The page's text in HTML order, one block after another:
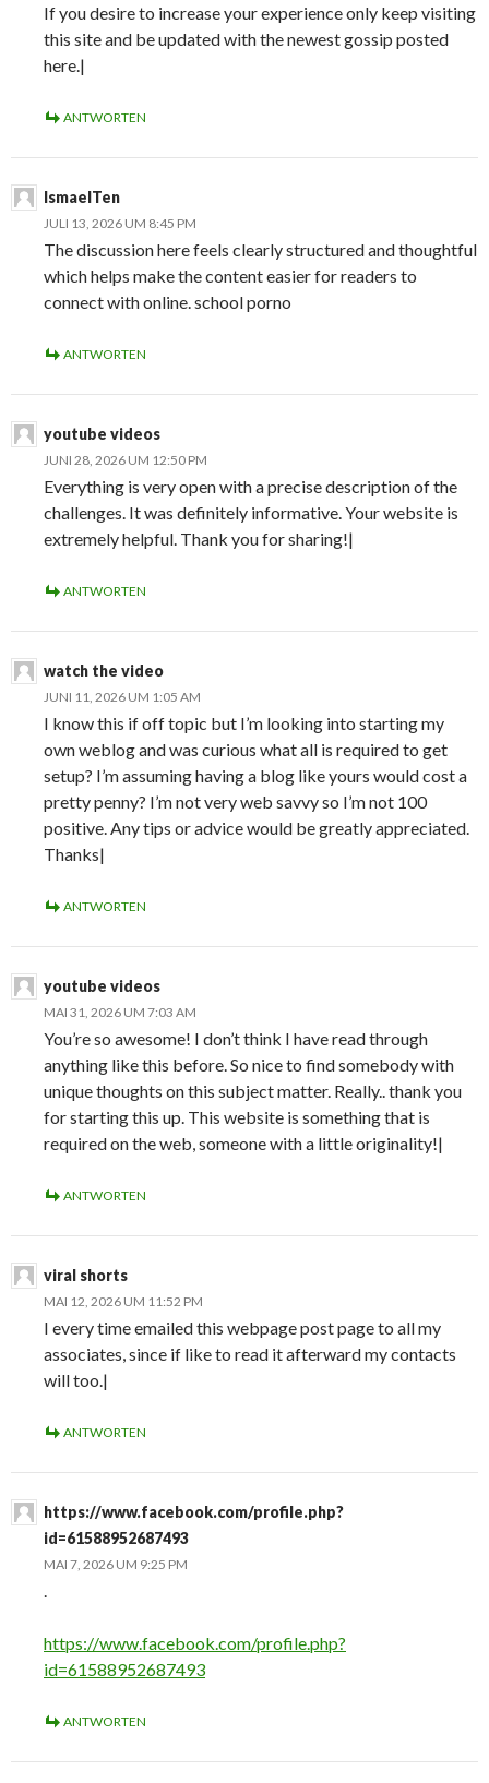
If you desire to increase your experience only keep visiting
this site and be updated with the newest gossip posted
here.|
ANTWORTEN
IsmaelTen
JULI 13, 2026 UM 8:45 PM
The discussion here feels clearly structured and thoughtful
which helps make the content easier for readers to
connect with online. school porno
ANTWORTEN
youtube videos
JUNI 28, 2026 UM 12:50 PM
Everything is very open with a precise description of the
challenges. It was definitely informative. Your website is
extremely helpful. Thank you for sharing!|
ANTWORTEN
watch the video
JUNI 11, 2026 UM 1:05 AM
I know this if off topic but I’m looking into starting my
own weblog and was curious what all is required to get
setup? I’m assuming having a blog like yours would cost a
pretty penny? I’m not very web savvy so I’m not 100
positive. Any tips or advice would be greatly appreciated.
Thanks|
ANTWORTEN
youtube videos
MAI 31, 2026 UM 7:03 AM
You’re so awesome! I don’t think I have read through
anything like this before. So nice to find somebody with
unique thoughts on this subject matter. Really.. thank you
for starting this up. This website is something that is
required on the web, someone with a little originality!|
ANTWORTEN
viral shorts
MAI 12, 2026 UM 11:52 PM
I every time emailed this webpage post page to all my
associates, since if like to read it afterward my contacts
will too.|
ANTWORTEN
https://www.facebook.com/profile.php?
id=61588952687493
MAI 7, 2026 UM 9:25 PM
.
https://www.facebook.com/profile.php?
id=61588952687493
ANTWORTEN